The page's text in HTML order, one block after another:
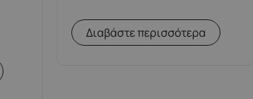
Διαβάστε περισσότερα